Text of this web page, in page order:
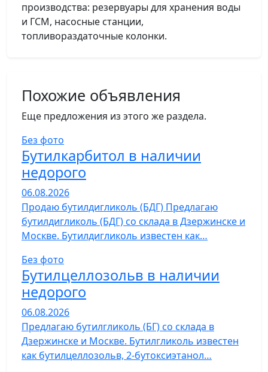
производства: резервуары для хранения воды
и ГСМ, насосные станции,
топливораздаточные колонки.
Похожие объявления
Еще предложения из этого же раздела.
Без фото
Бутилкарбитол в наличии
недорого
06.08.2026
Продаю бутилдигликоль (БДГ) Предлагаю
бутилдигликоль (БДГ) со склада в Дзержинске и
Москве. Бутилдигликоль известен как…
Без фото
Бутилцеллозольв в наличии
недорого
06.08.2026
Предлагаю бутилгликоль (БГ) со склада в
Дзержинске и Москве. Бутилгликоль известен
как бутилцеллозольв, 2-бутоксиэтанол…